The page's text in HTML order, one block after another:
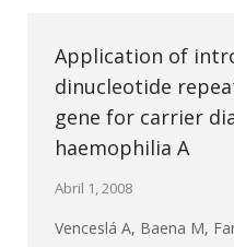
Application of
dinucleotide
gene for carrier
haemophilia A
Abril 1, 2008
Venceslá A, Baena M,